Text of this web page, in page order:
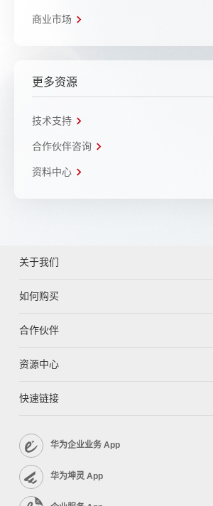
商业市场
更多资源
技术支持
合作伙伴咨询
资料中心
关于我们
如何购买
合作伙伴
资源中心
快速链接
华为企业业务 App
华为坤灵 App